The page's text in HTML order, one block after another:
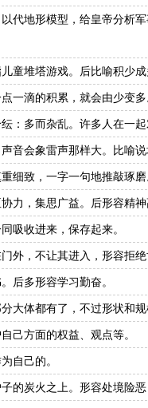
代地形模型，给皇帝分析
童堆塔游戏。后比喻积少成
一滴的积累，就会由少变多
：多而杂乱。许多人在一
音会象雷声那样大。比喻
细致，一字一句地推敲琢磨
力，集思广益。后形容精神
吸收进来，保存起来。
外，不让其进入，形容拒绝
后多形容学习勤奋。
大体都有了，不过形状和规
己方面的权益、观点等。
自己的。
的炭火之上。形容处境险恶